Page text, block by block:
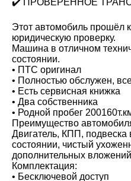
Этот автомобиль прошёл
юридическую проверку.
Машина в отличном
состоянии.
• ПТС оригинал
• Полностью обслужен,
• Есть сервисная книжка
• Два собственника
• Родной пробег
Преимущество
Двигатель, КПП, подвеска
состоянии, чистый
дополнительных
Комплектация:
• Беcключевой доступ